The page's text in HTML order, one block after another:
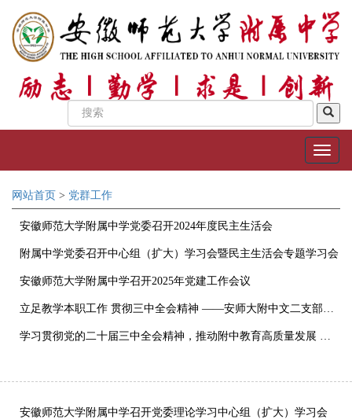
网站首页 > 党群工作
安徽师范大学附属中学党委召开2024年度民主生活会
附属中学党委召开中心组（扩大）学习会暨民主生活会专题学习会
​安徽师范大学附属中学召开2025年党建工作会议
立足教学本职工作 贯彻三中全会精神 ——安师大附中文二支部召开党员学习会
学习贯彻党的二十届三中全会精神，推动附中教育高质量发展 ——安徽师范大学附属中学召开全体教职工大会
安徽师范大学附属中学召开党委理论学习中心组（扩大）学习会